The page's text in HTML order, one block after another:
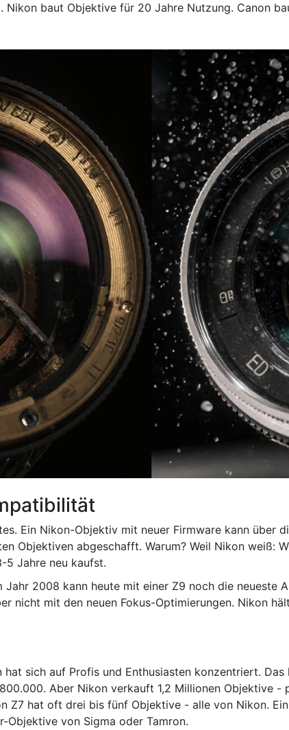
Nikon baut Objektive für 20 Jahre Nutzung. Canon
Ein Nikon-Objektiv mit neuer Firmware kann über
Objektiven abgeschafft. Warum? Weil Nikon weiß:
5 Jahre neu kaufst.
Jahr 2008 kann heute mit einer Z9 noch die neueste
nicht mit den neuen Fokus-Optimierungen. Nikon
sich auf Profis und Enthusiasten konzentriert.
Aber Nikon verkauft 1,2 Millionen Objektive -
Z7 hat oft drei bis fünf Objektive - alle von Nikon.
von Sigma oder Tamron.